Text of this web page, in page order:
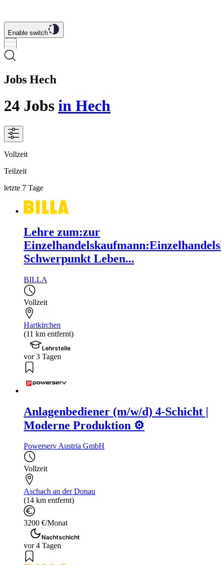
Enable switch
Jobs Hech
24 Jobs in Hech
Vollzeit
Teilzeit
letzte 7 Tage
Lehre zum:zur
Schwerpunkt Leben...
BILLA
Vollzeit
Hartkirchen
(11 km entfernt)
Lehrstelle
vor 3 Tagen
Anlagenbediener (m/w/d) 4-Schicht |
Moderne Produktion ⚙️
Powerserv Austria GmbH
Vollzeit
Aschach an der Donau
(14 km entfernt)
3200 €/Monat
Nachtschicht
vor 4 Tagen